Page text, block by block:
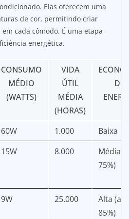
Elas oferecem uma
de cor, permitindo criar
cada cômodo. É uma etapa
energética.
CONSUMO
MÉDIO
(WATTS)
VIDA
ÚTIL
MÉDIA
(HORAS)
DE
60W 1.000
Baixa
15W 8.000
Média
75%)
9W 25.000
Alta (até
85%)